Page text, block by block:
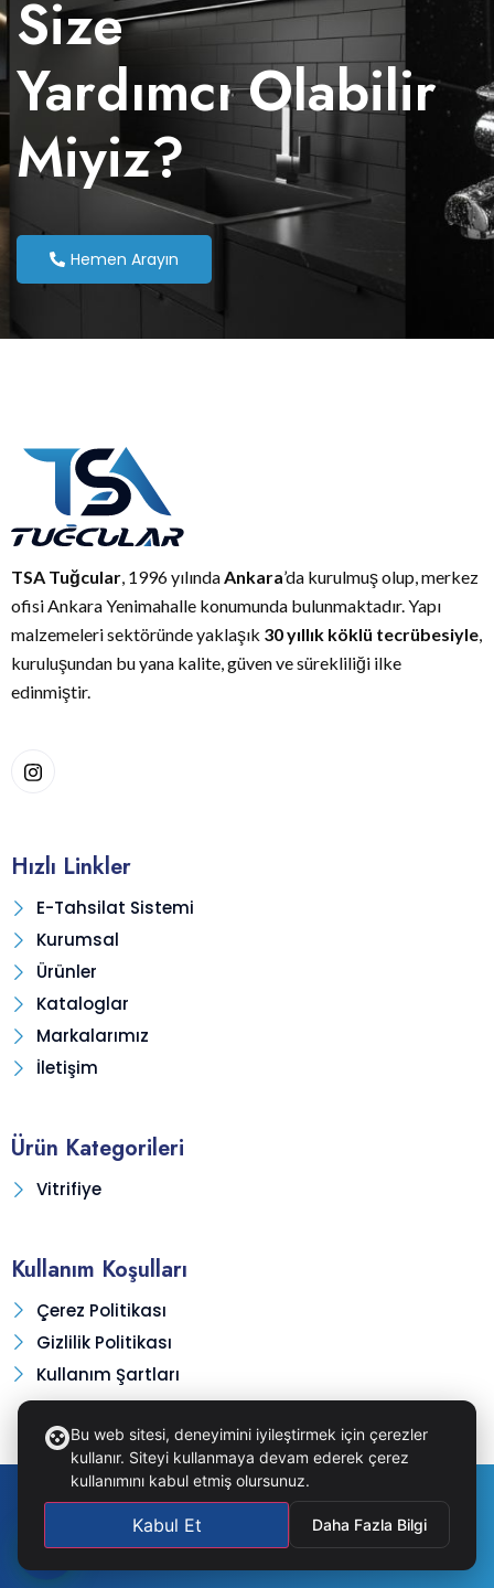
Size
Yardımcı Olabilir
Miyiz?
Hemen Arayın
TSA Tuğcular, 1996 yılındaAnkara’da kurulmuş olup, merkez
ofisi Ankara Yenimahalle konumunda bulunmaktadır. Yapı
malzemeleri sektöründe yaklaşık 30 yıllık köklü tecrübesiyle,
kuruluşundan bu yana kalite, güven ve sürekliliği ilke
edinmiştir.
Hızlı Linkler
E-Tahsilat Sistemi
Kurumsal
Ürünler
Kataloglar
Markalarımız
İletişim
Ürün Kategorileri
Vitrifiye
Kullanım Koşulları
Çerez Politikası
Gizlilik Politikası
Kullanım Şartları
© 2026. TSA Tuğcular | Tüm hakları saklıdır.
Web Site Tasarımı
Bu web sitesi, deneyimini iyileştirmek için çerezler
kullanır. Siteyi kullanmaya devam ederek çerez
kullanımını kabul etmiş olursunuz.
Kabul Et Daha Fazla Bilgi